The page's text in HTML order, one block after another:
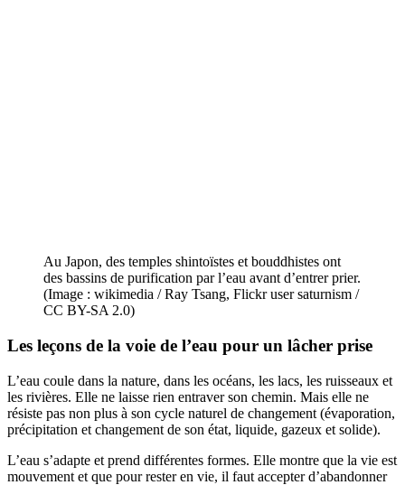
Au Japon, des temples shintoïstes et bouddhistes ont
des bassins de purification par l’eau avant d’entrer prier.
(Image : wikimedia / Ray Tsang, Flickr user saturnism /
CC BY-SA 2.0)
Les leçons de la voie de l’eau pour un lâcher prise
L’eau coule dans la nature, dans les océans, les lacs, les ruisseaux et
les rivières. Elle ne laisse rien entraver son chemin. Mais elle ne
résiste pas non plus à son cycle naturel de changement (évaporation,
précipitation et changement de son état, liquide, gazeux et solide).
L’eau s’adapte et prend différentes formes. Elle montre que la vie est
mouvement et que pour rester en vie, il faut accepter d’abandonner